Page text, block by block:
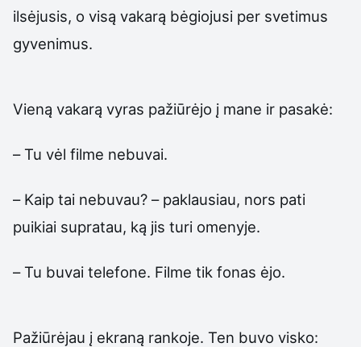
ilsėjusis, o visą vakarą bėgiojusi per svetimus
gyvenimus.
Vieną vakarą vyras pažiūrėjo į mane ir pasakė:
– Tu vėl filme nebuvai.
– Kaip tai nebuvau? – paklausiau, nors pati
puikiai supratau, ką jis turi omenyje.
– Tu buvai telefone. Filme tik fonas ėjo.
Pažiūrėjau į ekraną rankoje. Ten buvo visko: